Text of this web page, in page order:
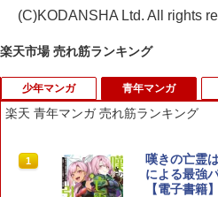
(C)KODANSHA Ltd. All rights
楽天市場 売れ筋ランキング
少年マンガ
1
BREAK
ン・コミッ
青年マンガ
楽天 青年マンガ 売れ筋ランキング
1
嘆きの亡霊
による最強
【電子書